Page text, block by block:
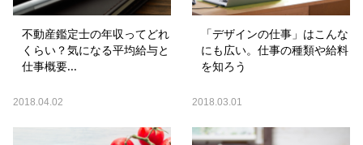
不動産鑑定士の年収ってどれ
くらい？気になる平均給与と
仕事概要...
2018.04.02
「デザインの仕事」はこんな
にも広い。仕事の種類や給料
を知ろう
2018.03.01